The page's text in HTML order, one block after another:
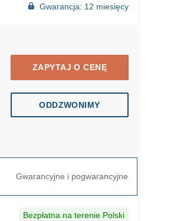
Gwarancja: 12 miesięcy
ZAPYTAJ O CENĘ
ODDZWONIMY
Gwarancyjne i pogwarancyjne
Bezpłatna na terenie Polski